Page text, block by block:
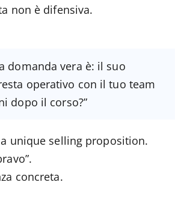
non è difensiva.
domanda vera è: il suo
operativo con il tuo team
dopo il corso?”
unique selling proposition.
concreta.